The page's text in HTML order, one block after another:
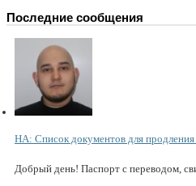
Последние сообщения
НА: Список документов для
Добрый день! Паспорт с переводом,